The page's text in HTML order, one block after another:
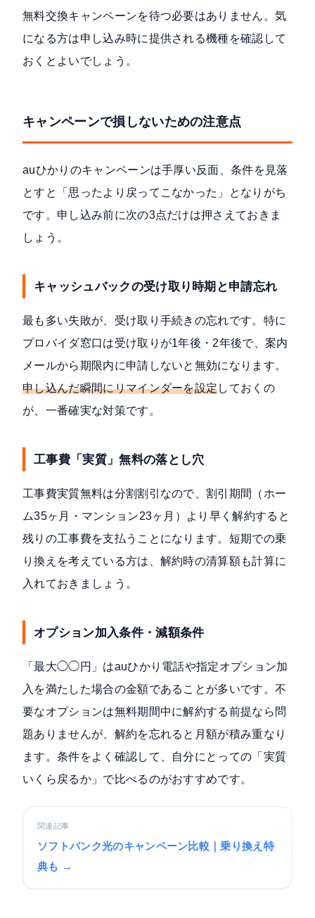
無料交換キャンペーンを待つ必要はありません。気
になる方は申し込み時に提供される機種を確認して
おくとよいでしょう。
キャンペーンで損しないための注意点
auひかりのキャンペーンは手厚い反面、条件を見落
とすと「思ったより戻ってこなかった」となりがち
です。申し込み前に次の3点だけは押さえておきま
しょう。
キャッシュバックの受け取り時期と申請忘れ
最も多い失敗が、受け取り手続きの忘れです。特に
プロバイダ窓口は受け取りが1年後・2年後で、案内
メールから期限内に申請しないと無効になります。
申し込んだ瞬間にリマインダーを設定しておくの
が、一番確実な対策です。
工事費「実質」無料の落とし穴
工事費実質無料は分割割引なので、割引期間（ホー
ム35ヶ月・マンション23ヶ月）より早く解約すると
残りの工事費を支払うことになります。短期での乗
り換えを考えている方は、解約時の清算額も計算に
入れておきましょう。
オプション加入条件・減額条件
「最大◯◯円」はauひかり電話や指定オプション加
入を満たした場合の金額であることが多いです。不
要なオプションは無料期間中に解約する前提なら問
題ありませんが、解約を忘れると月額が積み重なり
ます。条件をよく確認して、自分にとっての「実質
いくら戻るか」で比べるのがおすすめです。
関連記事
ソフトバンク光のキャンペーン比較｜乗り換え特
典も →